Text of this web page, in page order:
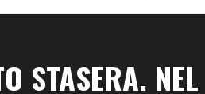
STASERA.